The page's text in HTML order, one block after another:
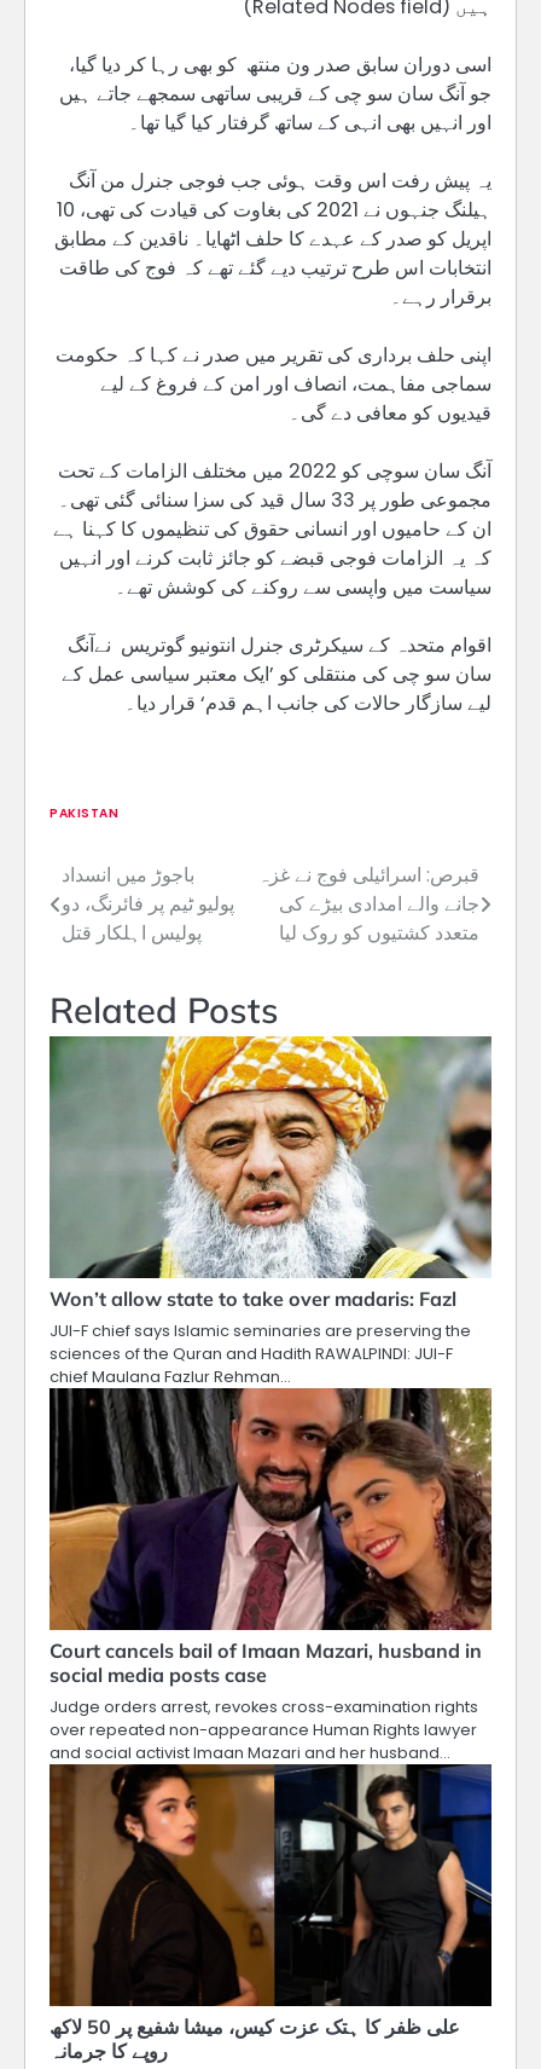
ہیں (Related Nodes field)
اسی دوران سابق صدر ون منتھ کو بھی رہا کر دیا گیا،
جو آنگ سان سو چی کے قریبی ساتھی سمجھے جاتے ہیں
اور انہیں بھی انہی کے ساتھ گرفتار کیا گیا تھا۔
یہ پیش رفت اس وقت ہوئی جب فوجی جنرل من آنگ
ہیلنگ جنہوں نے 2021 کی بغاوت کی قیادت کی تھی، 10
اپریل کو صدر کے عہدے کا حلف اٹھایا۔ ناقدین کے مطابق
انتخابات اس طرح ترتیب دیے گئے تھے کہ فوج کی طاقت
برقرار رہے۔
اپنی حلف برداری کی تقریر میں صدر نے کہا کہ حکومت
سماجی مفاہمت، انصاف اور امن کے فروغ کے لیے
قیدیوں کو معافی دے گی۔
آنگ سان سوچی کو 2022 میں مختلف الزامات کے تحت
مجموعی طور پر 33 سال قید کی سزا سنائی گئی تھی۔
ان کے حامیوں اور انسانی حقوق کی تنظیموں کا کہنا ہے
کہ یہ الزامات فوجی قبضے کو جائز ثابت کرنے اور انہیں
سیاست میں واپسی سے روکنے کی کوشش تھے۔
اقوام متحدہ کے سیکرٹری جنرل انتونیو گوتریس نےآنگ
سان سو چی کی منتقلی کو ’ایک معتبر سیاسی عمل کے
لیے سازگار حالات کی جانب اہم قدم‘ قرار دیا۔
PAKISTAN
Post
navigation
باجوڑ میں انسداد
پولیو ٹیم پر فائرنگ، دو
پولیس اہلکار قتل
قبرص: اسرائیلی فوج نے غزہ
جانے والے امدادی بیڑے کی
متعدد کشتیوں کو روک لیا
Related Posts
Won’t allow state to take over madaris: Fazl
JUI-F chief says Islamic seminaries are preserving the
sciences of the Quran and Hadith RAWALPINDI: JUI-F
chief Maulana Fazlur Rehman…
Court cancels bail of Imaan Mazari, husband in
social media posts case
Judge orders arrest, revokes cross-examination rights
over repeated non-appearance Human Rights lawyer
and social activist Imaan Mazari and her husband…
علی ظفر کا ہتک عزت کیس، میشا شفیع پر 50 لاکھ
روپے کا جرمانہ